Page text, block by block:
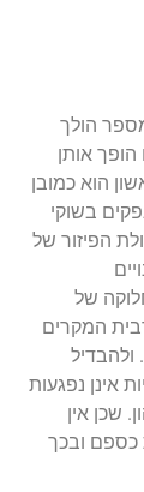
הולך
אותן
הוא כמובן
בשוקי
הפיזור של
של
המקרים
אינן נפגעות
שכן אין
ובכך